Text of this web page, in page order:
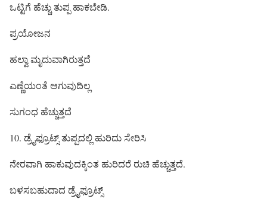
ಒಟ್ಟಿಗೆ ಹೆಚ್ಚು ತುಪ್ಪ ಹಾಕಬೇಡಿ.
ಪ್ರಯೋಜನ
ಹಲ್ವಾ ಮೃದುವಾಗಿರುತ್ತದೆ
ಎಣ್ಣೆಯಂತೆ ಆಗುವುದಿಲ್ಲ
ಸುಗಂಧ ಹೆಚ್ಚುತ್ತದೆ
10. ಡ್ರೈಫ್ರೂಟ್ಸ್ ತುಪ್ಪದಲ್ಲಿ ಹುರಿದು ಸೇರಿಸಿ
ನೇರವಾಗಿ ಹಾಕುವುದಕ್ಕಿಂತ ಹುರಿದರೆ ರುಚಿ ಹೆಚ್ಚುತ್ತದೆ.
ಬಳಸಬಹುದಾದ ಡ್ರೈಫ್ರೂಟ್ಸ್